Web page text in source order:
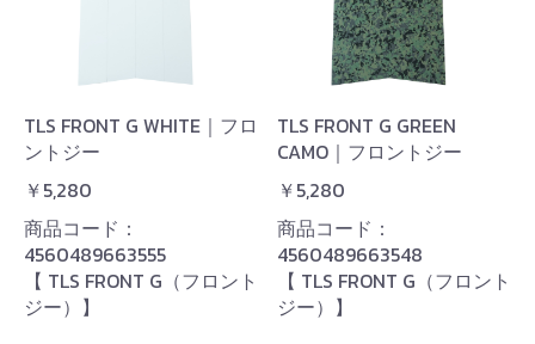
TLS FRONT G WHITE｜フロ
ントジー
￥5,280
商品コード：
4560489663555
【 TLS FRONT G（フロント
ジー）】
TLS FRONT G GREEN
CAMO｜フロントジー
￥5,280
商品コード：
4560489663548
【 TLS FRONT G（フロント
ジー）】